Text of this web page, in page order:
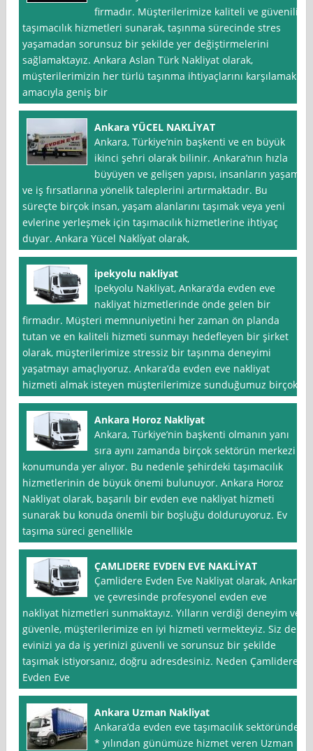
firmadır. Müşterilerimize kaliteli ve güvenilir
taşımacılık hizmetleri sunarak, taşınma sürecinde stres
yaşamadan sorunsuz bir şekilde yer değiştirmelerini
sağlamaktayız. Ankara Aslan Türk Nakliyat olarak,
müşterilerimizin her türlü taşınma ihtiyaçlarını karşılamak
amacıyla geniş bir
Ankara YÜCEL NAKLİYAT
Ankara, Türkiye’nin başkenti ve en büyük
ikinci şehri olarak bilinir. Ankara’nın hızla
büyüyen ve gelişen yapısı, insanların yaşam
ve iş fırsatlarına yönelik taleplerini artırmaktadır. Bu
süreçte birçok insan, yaşam alanlarını taşımak veya yeni
evlerine yerleşmek için taşımacılık hizmetlerine ihtiyaç
duyar. Ankara Yücel Nakli̇yat olarak,
ipekyolu nakliyat
Ipekyolu Nakliyat, Ankara‘da evden eve
nakliyat hizmetlerinde önde gelen bir
firmadır. Müşteri memnuniyetini her zaman ön planda
tutan ve en kaliteli hizmeti sunmayı hedefleyen bir şirket
olarak, müşterilerimize stressiz bir taşınma deneyimi
yaşatmayı amaçlıyoruz. Ankara’da evden eve nakliyat
hizmeti almak isteyen müşterilerimize sunduğumuz birçok
Ankara Horoz Nakliyat
Ankara, Türkiye’nin başkenti olmanın yanı
sıra aynı zamanda birçok sektörün merkezi
konumunda yer alıyor. Bu nedenle şehirdeki taşımacılık
hizmetlerinin de büyük önemi bulunuyor. Ankara Horoz
Nakliyat olarak, başarılı bir evden eve nakliyat hizmeti
sunarak bu konuda önemli bir boşluğu dolduruyoruz. Ev
taşıma süreci genellikle
ÇAMLIDERE EVDEN EVE NAKLİYAT
Çamlidere Evden Eve Nakliyat olarak, Ankara
ve çevresinde profesyonel evden eve
nakliyat hizmetleri sunmaktayız. Yılların verdiği deneyim ve
güvenle, müşterilerimize en iyi hizmeti vermekteyiz. Siz de
evinizi ya da iş yerinizi güvenli ve sorunsuz bir şekilde
taşımak istiyorsanız, doğru adresdesiniz. Neden Çamlidere
Evden Eve
Ankara Uzman Nakliyat
Ankara’da evden eve taşımacılık sektöründe
* yılından günümüze hizmet veren Uzman